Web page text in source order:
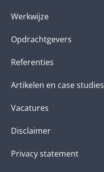
Werkwijze
Opdrachtgevers
Referenties
Artikelen en case studies
Vacatures
Disclaimer
Privacy statement